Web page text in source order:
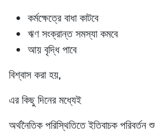
কর্মক্ষেত্রে বাধা কাটবে
ঋণ সংক্রান্ত সমস্যা কমবে
আয় বৃদ্ধি পাবে
বিশ্বাস করা হয়,
এর কিছু দিনের মধ্যেই
অর্থনৈতিক পরিস্থিতিতে ইতিবাচক